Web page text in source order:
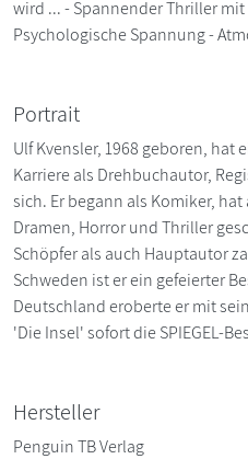
wird ... - Spannender Thriller
Psychologische Spannung -
Portrait
Ulf Kvensler, 1968 geboren, hat
Karriere als Drehbuchautor,
sich. Er begann als Komiker,
Dramen, Horror und Thriller
Schöpfer als auch Hauptautor
Schweden ist er ein gefeierter
Deutschland eroberte er mit
'Die Insel' sofort die SPIEGEL-
Hersteller
Penguin TB Verlag